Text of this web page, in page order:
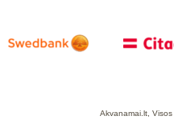
Akvanamai.lt,